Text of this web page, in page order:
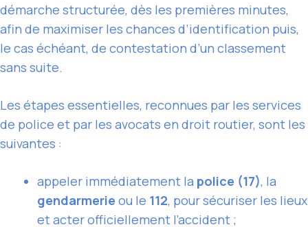
démarche structurée, dès les premières minutes,
afin de maximiser les chances d’identification puis,
le cas échéant, de contestation d’un classement
sans suite.
Les étapes essentielles, reconnues par les services
de police et par les avocats en droit routier, sont les
suivantes :
appeler immédiatement la police (17), la
gendarmerie ou le 112, pour sécuriser les lieux
et acter officiellement l’accident ;